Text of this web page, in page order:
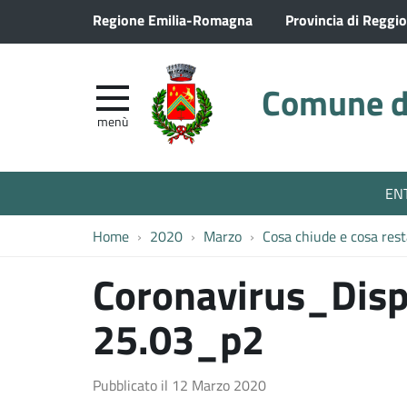
Regione Emilia-Romagna Provincia di
Comune
menù
Home 2020 Marzo Cosa chiude e cosa
25.03_p2
Pubblicato il 12 Marzo 2020